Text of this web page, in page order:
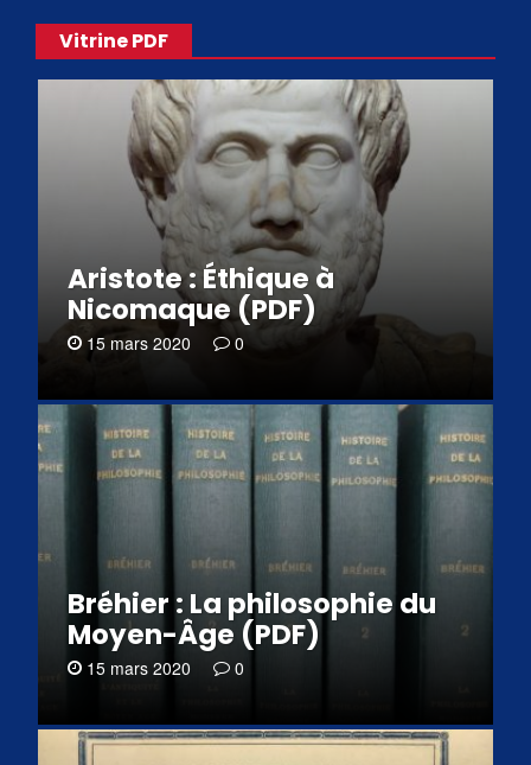
Vitrine PDF
Aristote : Éthique à
Nicomaque (PDF)
15 mars 2020 0
Bréhier : La philosophie du
Moyen-Âge (PDF)
15 mars 2020 0